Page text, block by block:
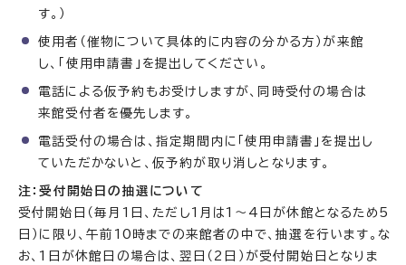
す。）
使用者（催物について具体的に内容の分かる方）が来館
し、「使用申請書」を提出してください。
電話による仮予約もお受けしますが、同時受付の場合は
来館受付者を優先します。
電話受付の場合は、指定期間内に「使用申請書」を提出し
ていただかないと、仮予約が取り消しとなります。
注：受付開始日の抽選について
受付開始日（毎月1日、ただし1月は1〜4日が休館となるため5
日）に限り、午前10時までの来館者の中で、抽選を行います。な
お、1日が休館日の場合は、翌日（2日）が受付開始日となりま